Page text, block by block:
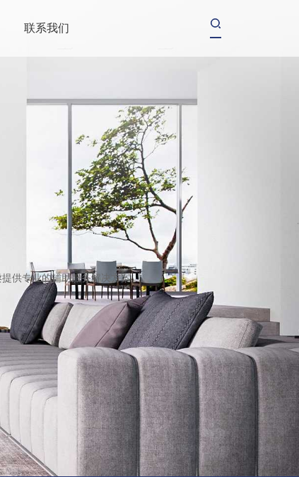
联系我们
供专业的辅助服务解决方案。